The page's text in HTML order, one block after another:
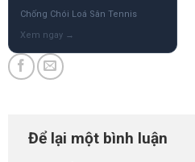
Chống Chói Loá Sân Tennis
Để lại một bình luận